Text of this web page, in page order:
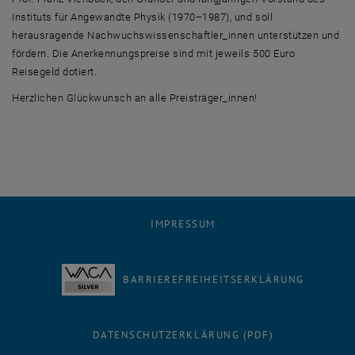
Instituts für Angewandte Physik (1970–1987), und soll
herausragende Nachwuchswissenschaftler_innen unterstützen und
fördern. Die Anerkennungspreise sind mit jeweils 500 Euro
Reisegeld dotiert.
Herzlichen Glückwunsch an alle Preisträger_innen!
IMPRESSUM
BARRIEREFREIHEITSERKLÄRUNG
DATENSCHUTZERKLÄRUNG (PDF)